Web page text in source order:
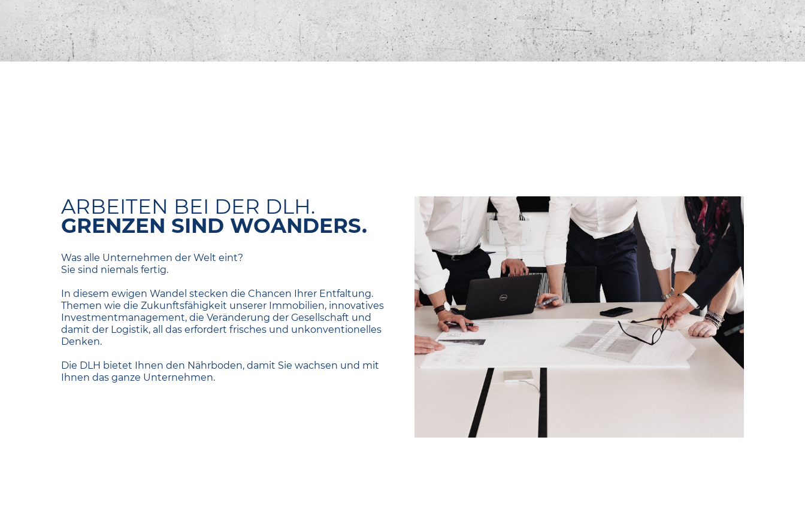
ARBEITEN BEI DER DLH.
GRENZEN SIND WOANDERS.
Was alle Unternehmen der Welt eint?
Sie sind niemals fertig.
In diesem ewigen Wandel stecken die Chancen Ihrer Entfaltung.
Themen wie die Zukunftsfähigkeit unserer Immobilien, innovatives
Investmentmanagement, die Veränderung der Gesellschaft und
damit der Logistik, all das erfordert frisches und unkonventionelles
Denken.
Die DLH bietet Ihnen den Nährboden, damit Sie wachsen und mit
Ihnen das ganze Unternehmen.